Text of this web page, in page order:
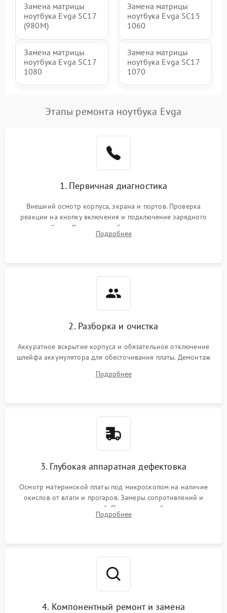
Замена матрицы
ноутбука Evga SC17
(980M)
Замена матрицы
ноутбука Evga SC15
1060
Замена матрицы
ноутбука Evga SC17
1080
Замена матрицы
ноутбука Evga SC17
1070
Этапы ремонта ноутбука Evga
1. Первичная диагностика
Внешний осмотр корпуса, экрана и портов. Проверка
реакции на кнопку включения и подключение зарядного
устройства. Оценка потребления тока с помощью
лабораторного блока питания для локализации проблемы.
Подробнее
2. Разборка и очистка
Аккуратное вскрытие корпуса и обязательное отключение
шлейфа аккумулятора для обесточивания платы. Демонтаж
высохшей термопасты с кристаллов чипов.
Подробнее
3. Глубокая аппаратная дефектовка
Осмотр материнской платы под микроскопом на наличие
окислов от влаги и прогаров. Замеры сопротивлений и
дежурных напряжений. Проверка цепей питания,
мультиконтроллера, процессора и видеочипа.
Подробнее
4. Компонентный ремонт и замена